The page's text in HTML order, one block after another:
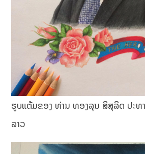
ຮູບແຕ້ມຂອງ ທ່ານ ທອງລຸນ ສິສຸລິດ ປະທ
ລາວ